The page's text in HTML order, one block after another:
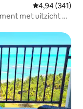
Gemiddelde
4,94 (341)
met uitzicht op